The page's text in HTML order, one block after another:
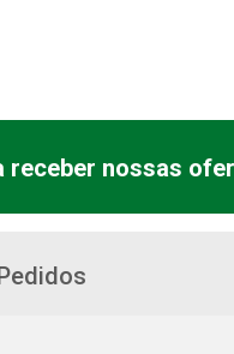
receber nossas